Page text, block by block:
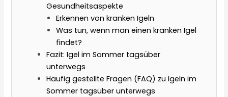
Gesundheitsaspekte
Erkennen von kranken Igeln
Was tun, wenn man einen kranken Igel
findet?
Fazit: Igel im Sommer tagsüber
unterwegs
Häufig gestellte Fragen (FAQ) zu Igeln im
Sommer tagsüber unterwegs